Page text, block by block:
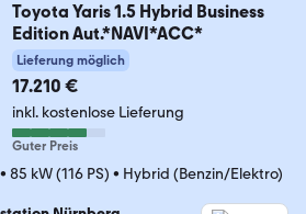
Toyota Yaris 1.5 Hybrid Business
Edition Aut.*NAVI*ACC*
Lieferung möglich
17.210 €
inkl. kostenlose Lieferung
Guter Preis
• 85 kW (116 PS) • Hybrid (Benzin/Elektro)